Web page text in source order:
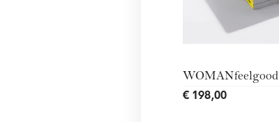
WOMANfeelgood
€ 198,00